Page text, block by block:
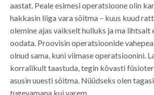
aastat. Peale esimesi operatsioone olin
hakkasin liiga vara sõitma – kuus kuud
olemine ajas vaikselt hulluks ja ma lihtsalt
oodata. Proovisin operatsioonide
olnud sama, kuni viimase operatsioonini.
korralikult taastuda, tegin kõvasti
asusin uuesti sõitma. Nüüdseks olen
tugevamana kui varem.